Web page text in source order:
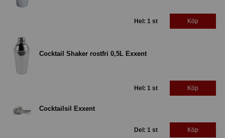
Hel: 1 st Köp
Cocktail Shaker rostfri 0,5L Exxent
Hel: 1 st Köp
Cocktailsil Exxent
Del: 1 st Köp